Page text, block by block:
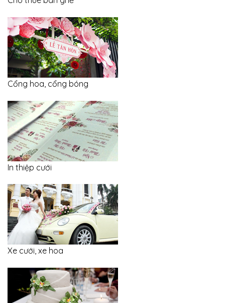
Cổng hoa, cổng bóng
In thiệp cưới
Xe cưới, xe hoa